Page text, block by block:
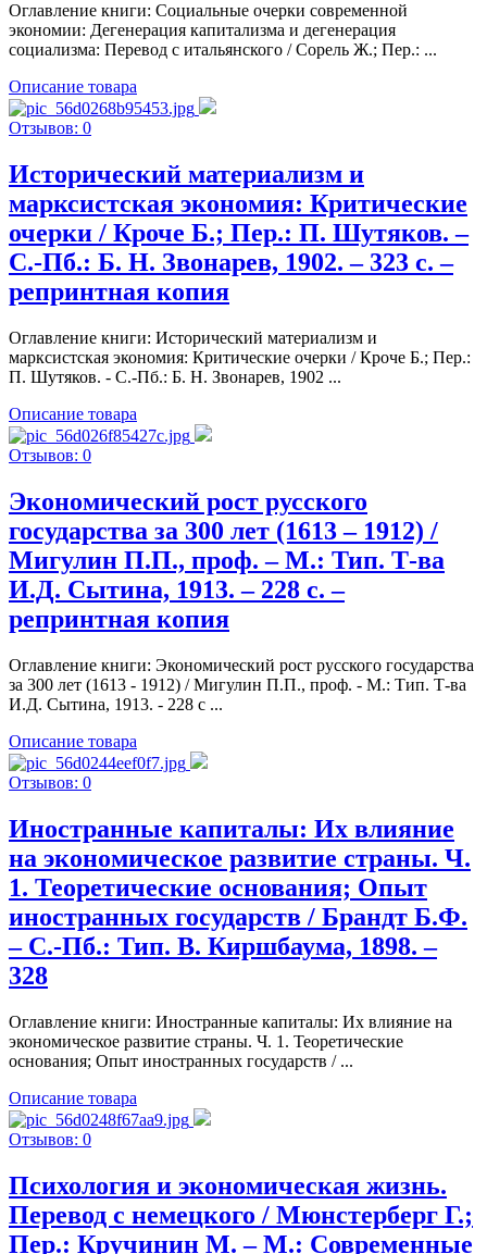
Оглавление книги: Социальные очерки современной
экономии: Дегенерация капитализма и дегенерация
социализма: Перевод с итальянского / Сорель Ж.; Пер.: ...
Описание товара
Отзывов: 0
Исторический материализм и
марксистская экономия: Критические
очерки / Кроче Б.; Пер.: П. Шутяков. –
С.-Пб.: Б. Н. Звонарев, 1902. – 323 с. –
репринтная копия
Оглавление книги: Исторический материализм и
марксистская экономия: Критические очерки / Кроче Б.; Пер.:
П. Шутяков. - С.-Пб.: Б. Н. Звонарев, 1902 ...
Описание товара
Отзывов: 0
Экономический рост русского
государства за 300 лет (1613 – 1912) /
Мигулин П.П., проф. – М.: Тип. Т-ва
И.Д. Сытина, 1913. – 228 с. –
репринтная копия
Оглавление книги: Экономический рост русского государства
за 300 лет (1613 - 1912) / Мигулин П.П., проф. - М.: Тип. Т-ва
И.Д. Сытина, 1913. - 228 с ...
Описание товара
Отзывов: 0
Иностранные капиталы: Их влияние
на экономическое развитие страны. Ч.
1. Теоретические основания; Опыт
иностранных государств / Брандт Б.Ф.
– С.-Пб.: Тип. В. Киршбаума, 1898. –
328
Оглавление книги: Иностранные капиталы: Их влияние на
экономическое развитие страны. Ч. 1. Теоретические
основания; Опыт иностранных государств / ...
Описание товара
Отзывов: 0
Психология и экономическая жизнь.
Перевод с немецкого / Мюнстерберг Г.;
Пер.: Кручинин М. – М.: Современные